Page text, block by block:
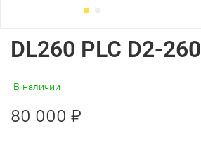
DL260 PLC D2-260
В наличии
80 000 ₽